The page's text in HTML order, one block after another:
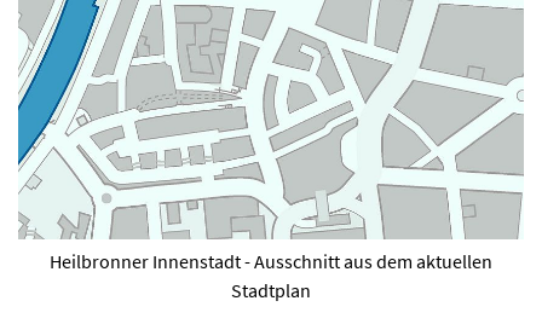
Heilbronner Innenstadt - Ausschnitt aus dem aktuellen
Stadtplan